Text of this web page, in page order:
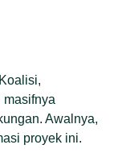
masifnya
Awalnya,
proyek ini.